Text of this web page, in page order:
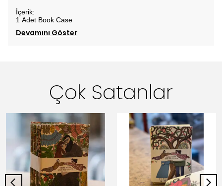
İçerik:
1 Adet Book Case
Devamını Göster
Çok Satanlar